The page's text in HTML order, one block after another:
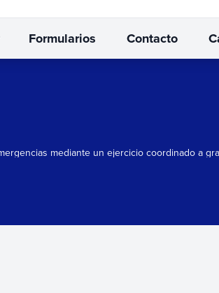
Formularios Contacto
mediante un ejercicio coordinado a